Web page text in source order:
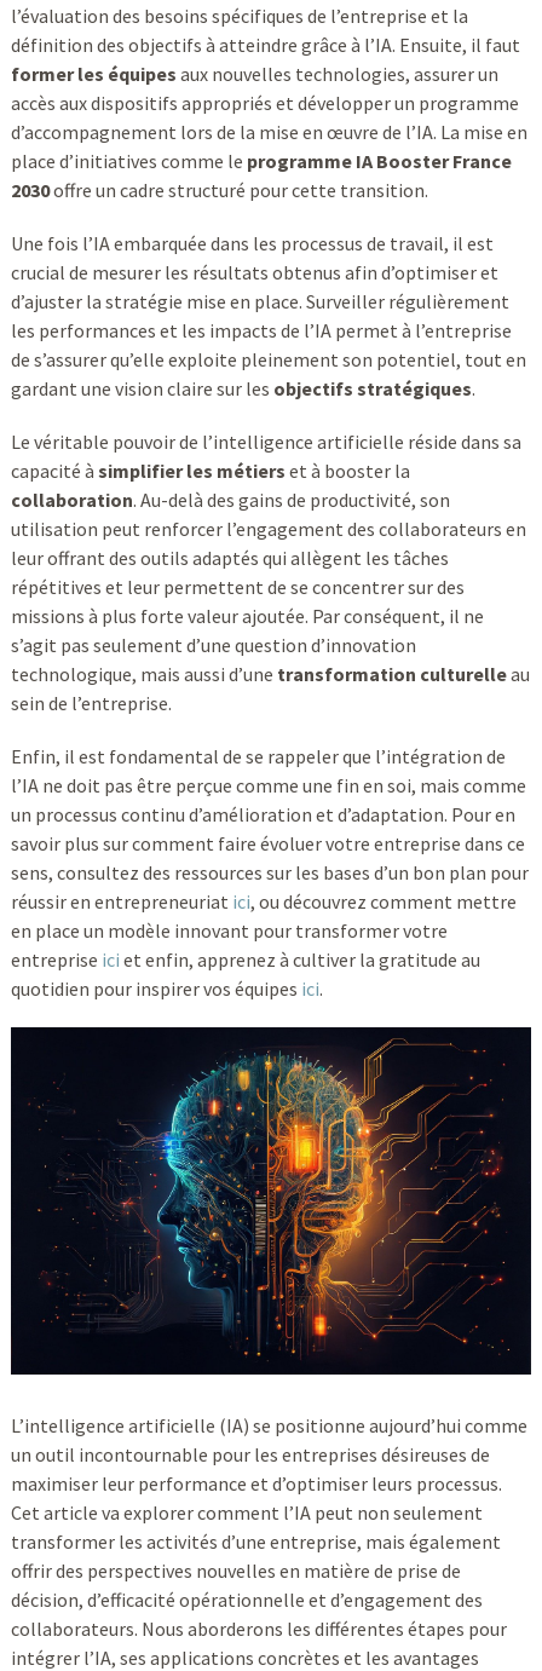
l’évaluation des besoins spécifiques de l’entreprise et la
définition des objectifs à atteindre grâce à l’IA. Ensuite, il faut
former les équipes aux nouvelles technologies, assurer un
accès aux dispositifs appropriés et développer un programme
d’accompagnement lors de la mise en œuvre de l’IA. La mise en
place d’initiatives comme le programme IA Booster France
2030offre un cadre structuré pour cette transition.
Une fois l’IA embarquée dans les processus de travail, il est
crucial de mesurer les résultats obtenus afin d’optimiser et
d’ajuster la stratégie mise en place. Surveiller régulièrement
les performances et les impacts de l’IA permet à l’entreprise
de s’assurer qu’elle exploite pleinement son potentiel, tout en
gardant une vision claire sur les objectifs stratégiques.
Le véritable pouvoir de l’intelligence artificielle réside dans sa
capacité à simplifier les métiers et à booster la
collaboration. Au-delà des gains de productivité, son
utilisation peut renforcer l’engagement des collaborateurs en
leur offrant des outils adaptés qui allègent les tâches
répétitives et leur permettent de se concentrer sur des
missions à plus forte valeur ajoutée. Par conséquent, il ne
s’agit pas seulement d’une question d’innovation
technologique, mais aussi d’une transformation culturelleau
sein de l’entreprise.
Enfin, il est fondamental de se rappeler que l’intégration de
l’IA ne doit pas être perçue comme une fin en soi, mais comme
un processus continu d’amélioration et d’adaptation. Pour en
savoir plus sur comment faire évoluer votre entreprise dans ce
sens, consultez des ressources sur les bases d’un bon plan pour
réussir en entrepreneuriat ici, ou découvrez comment mettre
en place un modèle innovant pour transformer votre
entreprise ici et enfin, apprenez à cultiver la gratitude au
quotidien pour inspirer vos équipes ici.
L’intelligence artificielle (IA) se positionne aujourd’hui comme
un outil incontournable pour les entreprises désireuses de
maximiser leur performance et d’optimiser leurs processus.
Cet article va explorer comment l’IA peut non seulement
transformer les activités d’une entreprise, mais également
offrir des perspectives nouvelles en matière de prise de
décision, d’efficacité opérationnelle et d’engagement des
collaborateurs. Nous aborderons les différentes étapes pour
intégrer l’IA, ses applications concrètes et les avantages